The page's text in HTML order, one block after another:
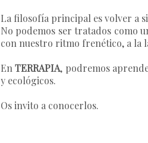
La filosofía principal es volver a
No podemos ser tratados como
con nuestro ritmo frenético, a la
EnTERRAPIA, podremos
y ecológicos.
Os invito a conocerlos.